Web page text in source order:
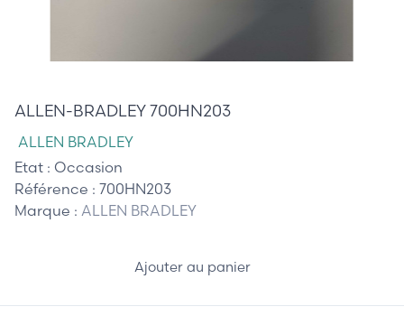
ALLEN-BRADLEY 700HN203
ALLEN BRADLEY
Etat : Occasion
Référence : 700HN203
Marque : ALLEN BRADLEY
Ajouter au panier